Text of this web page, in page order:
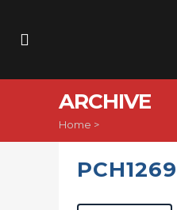
ARCHIVE
Home >
PCH1269